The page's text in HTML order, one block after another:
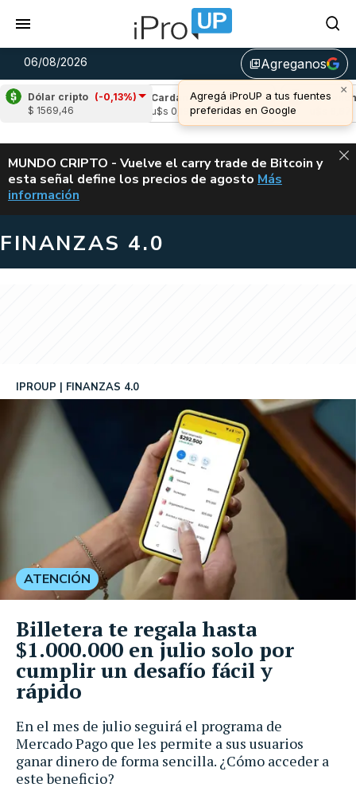
06/08/2026 library_addAgreganos
×
Agregá iProUP a tus fuentes
preferidas en Google
Dólar cripto (-0,13%)
$ 1569,46
(-1,55%)
Cardano
(-2,40%)
u$s 0,19
Avalanche
u$s 6,67
ALERTA
MUNDO CRIPTO - Vuelve el carry trade de Bitcoin y
esta señal define los precios de agosto VUELVE EL
Más
información
FINANZAS 4.0
En el mes de julio seguirá el programa de
Mercado Pago que les permite a sus usuarios
ganar dinero de forma sencilla. ¿Cómo acceder a
este beneficio?
IPROUP FINANZAS 4.0
ATENCIÓN
Billetera te regala hasta
$1.000.000 en julio solo por
cumplir un desafío fácil y
rápido